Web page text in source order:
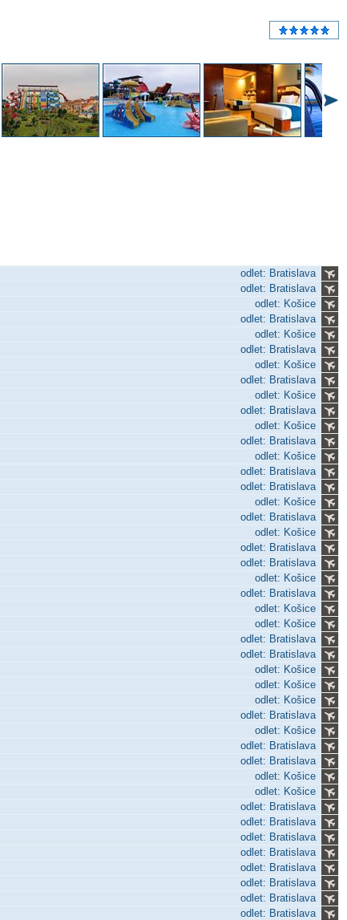
odlet: Bratislava
odlet: Bratislava
odlet: Košice
odlet: Bratislava
odlet: Košice
odlet: Bratislava
odlet: Košice
odlet: Bratislava
odlet: Košice
odlet: Bratislava
odlet: Košice
odlet: Bratislava
odlet: Košice
odlet: Bratislava
odlet: Bratislava
odlet: Košice
odlet: Bratislava
odlet: Košice
odlet: Bratislava
odlet: Bratislava
odlet: Košice
odlet: Bratislava
odlet: Košice
odlet: Košice
odlet: Bratislava
odlet: Bratislava
odlet: Košice
odlet: Košice
odlet: Košice
odlet: Bratislava
odlet: Košice
odlet: Bratislava
odlet: Bratislava
odlet: Košice
odlet: Košice
odlet: Bratislava
odlet: Bratislava
odlet: Bratislava
odlet: Bratislava
odlet: Bratislava
odlet: Bratislava
odlet: Bratislava
odlet: Bratislava